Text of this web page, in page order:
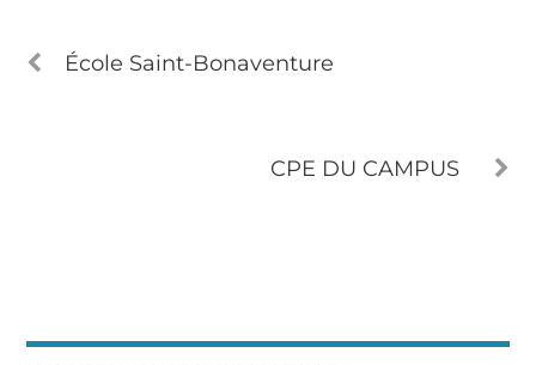
École Saint-Bonaventure
CPE DU CAMPUS